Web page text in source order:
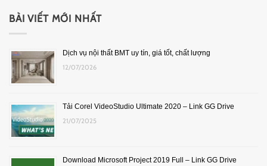
BÀI VIẾT MỚI NHẤT
Dịch vụ nội thất BMT uy tín, giá tốt, chất lượng
12/07/2026
Tải Corel VideoStudio Ultimate 2020 – Link GG Drive
21/07/2025
Download Microsoft Project 2019 Full – Link GG Drive